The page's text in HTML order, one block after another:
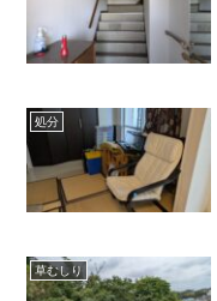
処分
草むしり